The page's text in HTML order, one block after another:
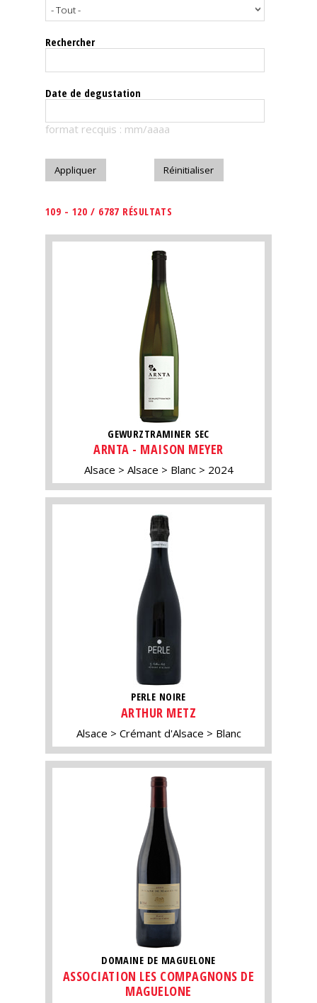
Le
magazine
Télécharger
Rechercher
Date de degustation
format recquis : mm/aaaa
109 - 120 / 6787 RÉSULTATS
GEWURZTRAMINER SEC
ARNTA - MAISON MEYER
Alsace Alsace Blanc 2024
PERLE NOIRE
ARTHUR METZ
Alsace Crémant d'Alsace Blanc
DOMAINE DE MAGUELONE
ASSOCIATION LES COMPAGNONS DE
MAGUELONE